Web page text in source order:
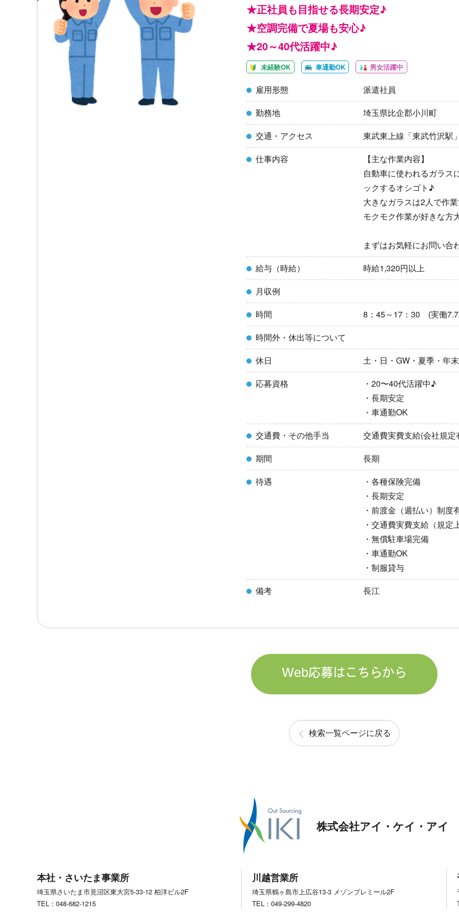
★正社員も目指せる長期安定♪
★空調完備で夏場も安心♪
★20～40代活躍中♪
未経験OK 車通勤OK 男女活躍中
雇用形態
派遣社員
勤務地
埼玉県比企郡小川町
交通・アクセス
東武東上線「東武竹沢駅
仕事内容
【主な作業内容】
自動車に使われるガラス
ックするオシゴト♪
大きなガラスは2人で作
モクモク作業が好きな方
まずはお気軽にお問い合
給与（時給）
時給1,320円以上
月収例
時間
8：45～17：30 (実働
時間外・休出等について
休日
土・日・GW・夏季・年
応募資格
・20〜40代活躍中♪
・長期安定
・車通勤OK
交通費・その他手当
交通費実費支給(会社規定
期間
長期
待遇
・各種保険完備
・長期安定
・前渡金（週払い）制度
・交通費実費支給（規定
・無償駐車場完備
・車通勤OK
・制服貸与
備考
長江
Web応募はこちらから
検索一覧ページに戻る
株式会社アイ・ケイ・アイ
本社・さいたま事業所
埼玉県さいたま市見沼区東大宮5-33-12 柏洋ビル2F
TEL：048-682-1215
川越営業所
埼玉県鶴ヶ島市上広谷13-3 メゾンプレミール2F
TEL：049-299-4820